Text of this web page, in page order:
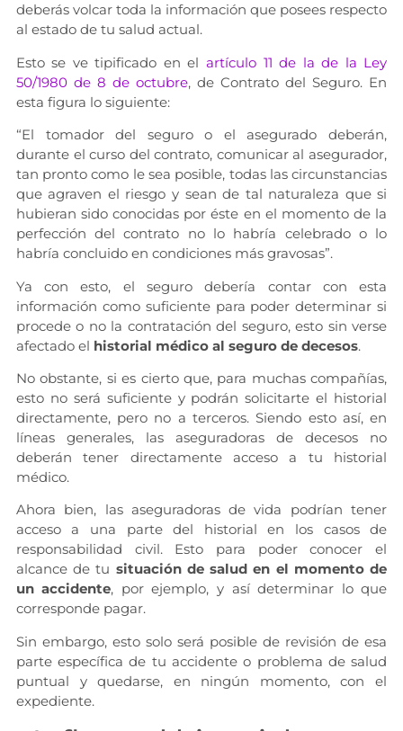
deberás volcar toda la información que posees respecto
al estado de tu salud actual.
Esto se ve tipificado en el artículo 11 de la de la Ley
50/1980 de 8 de octubre, de Contrato del Seguro. En
esta figura lo siguiente:
“El tomador del seguro o el asegurado deberán,
durante el curso del contrato, comunicar al asegurador,
tan pronto como le sea posible, todas las circunstancias
que agraven el riesgo y sean de tal naturaleza que si
hubieran sido conocidas por éste en el momento de la
perfección del contrato no lo habría celebrado o lo
habría concluido en condiciones más gravosas”.
Ya con esto, el seguro debería contar con esta
información como suficiente para poder determinar si
procede o no la contratación del seguro, esto sin verse
afectado el historial médico al seguro de decesos.
No obstante, si es cierto que, para muchas compañías,
esto no será suficiente y podrán solicitarte el historial
directamente, pero no a terceros. Siendo esto así, en
líneas generales, las aseguradoras de decesos no
deberán tener directamente acceso a tu historial
médico.
Ahora bien, las aseguradoras de vida podrían tener
acceso a una parte del historial en los casos de
responsabilidad civil. Esto para poder conocer el
alcance de tu situación de salud en el momento de
un accidente, por ejemplo, y así determinar lo que
corresponde pagar.
Sin embargo, esto solo será posible de revisión de esa
parte específica de tu accidente o problema de salud
puntual y quedarse, en ningún momento, con el
expediente.